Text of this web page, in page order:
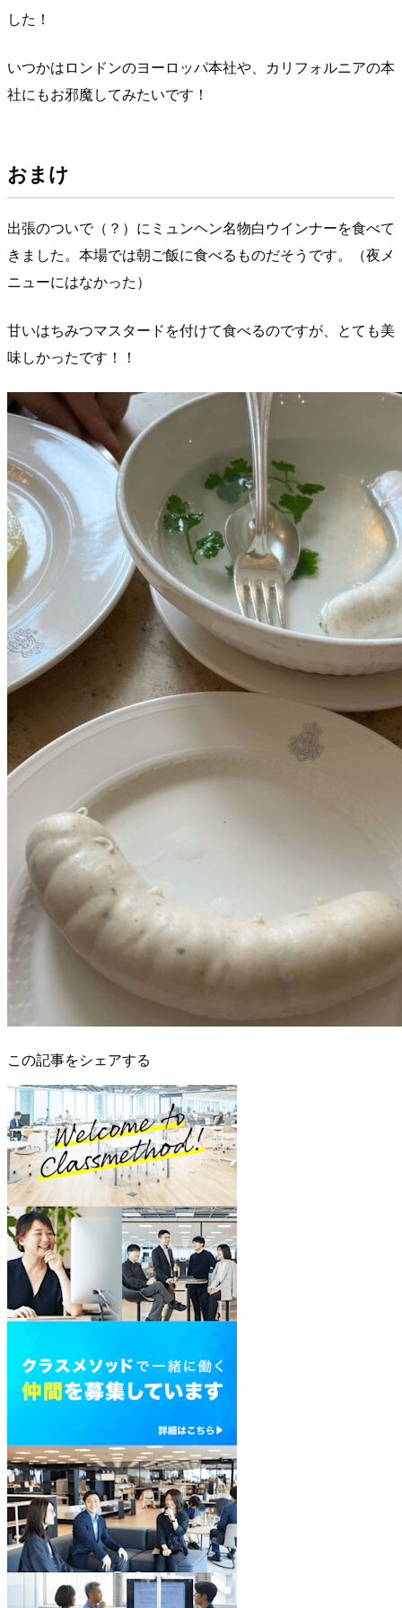
した！
いつかはロンドンのヨーロッパ本社や、カリフォルニアの本
社にもお邪魔してみたいです！
おまけ
出張のついで（？）にミュンヘン名物白ウインナーを食べて
きました。本場では朝ご飯に食べるものだそうです。（夜メ
ニューにはなかった）
甘いはちみつマスタードを付けて食べるのですが、とても美
味しかったです！！
この記事をシェアする